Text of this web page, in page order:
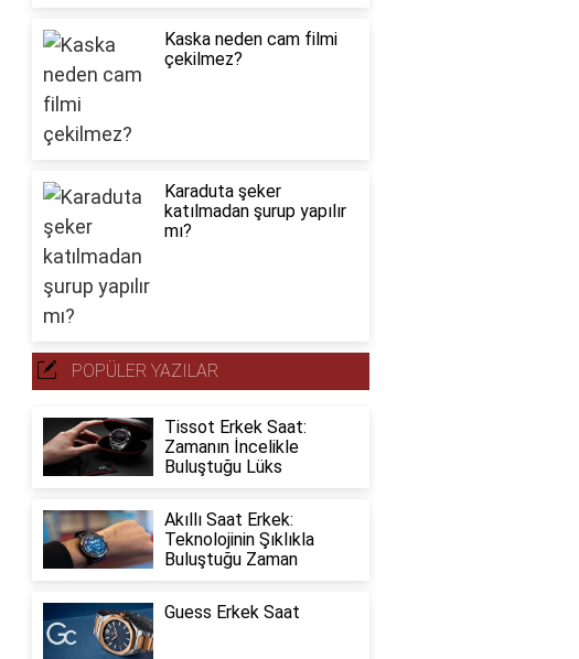
Kaska neden cam filmi
çekilmez?
Karaduta şeker
katılmadan şurup yapılır
mı?
POPÜLER YAZILAR
Tissot Erkek Saat:
Zamanın İncelikle
Buluştuğu Lüks
Akıllı Saat Erkek:
Teknolojinin Şıklıkla
Buluştuğu Zaman
Guess Erkek Saat